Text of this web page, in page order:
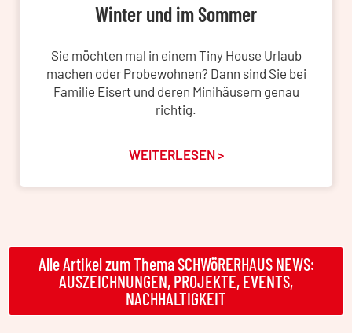
Winter und im Sommer
Sie möchten mal in einem Tiny House Urlaub
machen oder Probewohnen? Dann sind Sie bei
Familie Eisert und deren Minihäusern genau
richtig.
WEITERLESEN >
Alle Artikel zum Thema SCHWöRERHAUS NEWS:
AUSZEICHNUNGEN, PROJEKTE, EVENTS,
NACHHALTIGKEIT